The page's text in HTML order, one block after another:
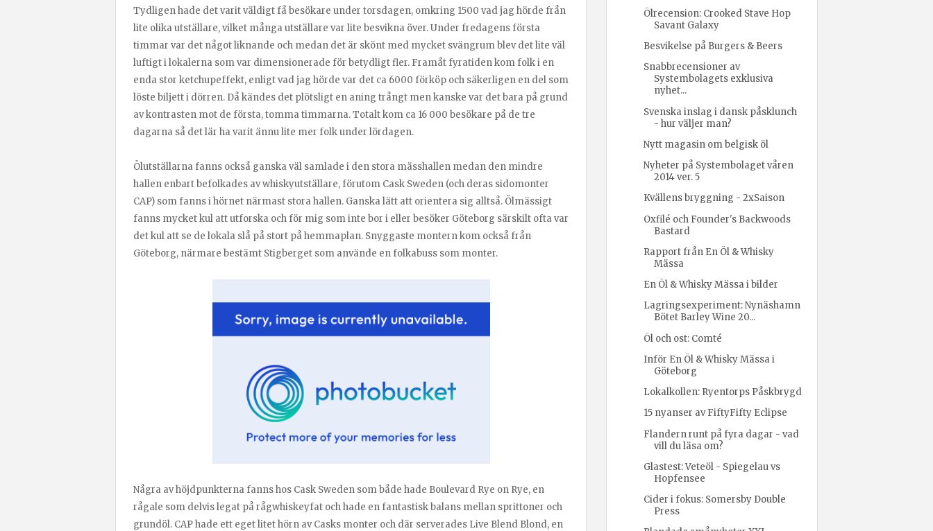
Tydligen hade det varit väldigt få besökare under torsdagen, omkring 1500 vad jag hörde från
lite olika utställare, vilket många utställare var lite besvikna över. Under fredagens första
timmar var det något liknande och medan det är skönt med mycket svängrum blev det lite väl
luftigt i lokalerna som var dimensionerade för betydligt fler. Framåt fyratiden kom folk i en
enda stor ketchupeffekt, enligt vad jag hörde var det ca 6000 förköp och säkerligen en del som
löste biljett i dörren. Då kändes det plötsligt en aning trångt men kanske var det bara på grund
av kontrasten mot de första, tomma timmarna. Totalt kom ca 16 000 besökare på de tre
dagarna så det lär ha varit ännu lite mer folk under lördagen.
Ölutställarna fanns också ganska väl samlade i den stora mässhallen medan den mindre
hallen enbart befolkades av whiskyutställare, förutom Cask Sweden (och deras sidomonter
CAP) som fanns i hörnet närmast stora hallen. Ganska lätt att orientera sig alltså. Ölmässigt
fanns mycket kul att utforska och för mig som inte bor i eller besöker Göteborg särskilt ofta var
det kul att se de lokala slå på stort på hemmaplan. Snyggaste montern kom också från
Göteborg, närmare bestämt Stigberget som använde en folkabuss som monter.
Några av höjdpunkterna fanns hos Cask Sweden som både hade Boulevard Rye on Rye, en
rågale som delvis legat på rågwhiskeyfat och hade en fantastisk balans mellan sprittoner och
grundöl. CAP hade ett eget litet hörn av Casks monter och där serverades Live Blend Blond, en
Ölrecension: Crooked Stave Hop
Savant Galaxy
Besvikelse på Burgers & Beers
Snabbrecensioner av
Systembolagets exklusiva
nyhet...
Svenska inslag i dansk påsklunch
- hur väljer man?
Nytt magasin om belgisk öl
Nyheter på Systembolaget våren
2014 ver. 5
Kvällens bryggning - 2xSaison
Oxfilé och Founder's Backwoods
Bastard
Rapport från En Öl & Whisky
Mässa
En Öl & Whisky Mässa i bilder
Lagringsexperiment: Nynäshamn
Bötet Barley Wine 20...
Öl och ost: Comté
Inför En Öl & Whisky Mässa i
Göteborg
Lokalkollen: Ryentorps Påskbrygd
15 nyanser av FiftyFifty Eclipse
Flandern runt på fyra dagar - vad
vill du läsa om?
Glastest: Veteöl - Spiegelau vs
Hopfensee
Cider i fokus: Somersby Double
Press